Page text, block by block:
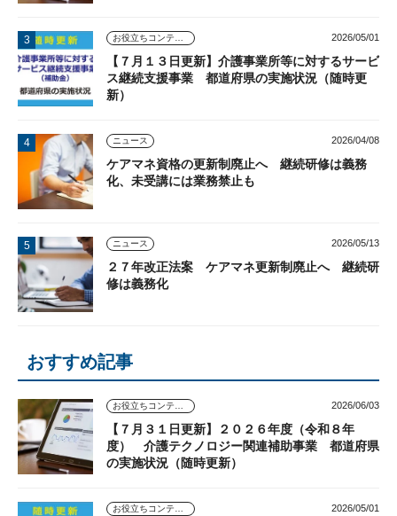
2026/05/01
【７月１３日更新】介護事業所等に対するサービ
ス継続支援事業 都道府県の実施状況（随時更
新）
ニュース 2026/04/08
ケアマネ資格の更新制廃止へ 継続研修は義務
化、未受講には業務禁止も
ニュース 2026/05/13
２７年改正法案 ケアマネ更新制廃止へ 継続研
修は義務化
おすすめ記事
2026/06/03
【７月３１日更新】２０２６年度（令和８年
度） 介護テクノロジー関連補助事業 都道府県
の実施状況（随時更新）
2026/05/01